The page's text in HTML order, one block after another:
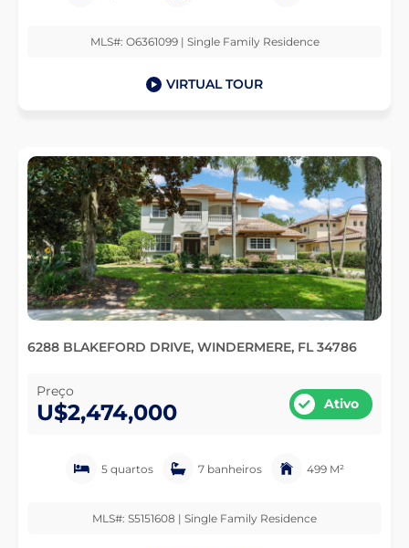
MLS#: O6361099 | Single Family Residence
VIRTUAL TOUR
6288 BLAKEFORD DRIVE, WINDERMERE, FL 34786
Preço
U$2,474,000 Ativo
5 quartos 7 banheiros 499 M²
MLS#: S5151608 | Single Family Residence